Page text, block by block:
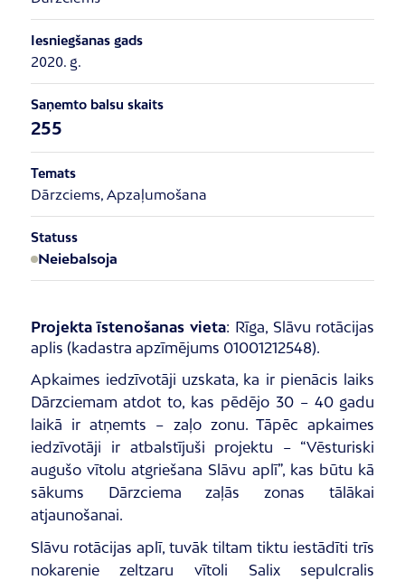
Iesniegšanas gads
2020. g.
Saņemto balsu skaits
255
Temats
Dārzciems, Apzaļumošana
Statuss
Neiebalsoja
Projekta īstenošanas vieta: Rīga, Slāvu rotācijas
aplis (kadastra apzīmējums 01001212548).
Apkaimes iedzīvotāji uzskata, ka ir pienācis laiks
Dārzciemam atdot to, kas pēdējo 30 – 40 gadu
laikā ir atņemts – zaļo zonu. Tāpēc apkaimes
iedzīvotāji ir atbalstījuši projektu – “Vēsturiski
augušo vītolu atgriešana Slāvu aplī”, kas būtu kā
sākums Dārzciema zaļās zonas tālākai
atjaunošanai.
Slāvu rotācijas aplī, tuvāk tiltam tiktu iestādīti trīs
nokarenie zeltzaru vītoli Salix sepulcralis